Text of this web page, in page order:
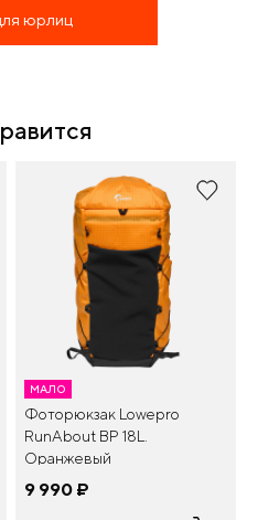
юрлиц
МАЛО
Фоторюкзак Lowepro
RunAbout BP 18L.
Оранжевый
9 990 ¤